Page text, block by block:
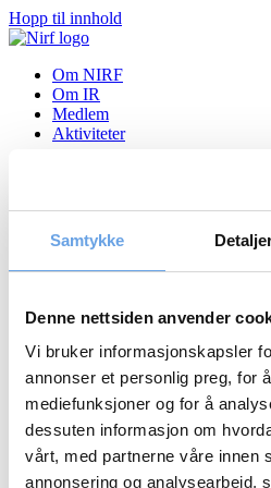
Samtykke
Denne nettsiden anvender
Vi bruker informasjonskapsler
annonser et personlig preg, for
mediefunksjoner og for å
dessuten informasjon om
vårt, med partnerne våre innen
annonsering og analysearbeid,
Hopp til innhold
Om NIRF
Om IR
Medlem
Aktiviteter
september 2018
praksis sett fra
Nyheter
Tilbake til nyheter
NIRF Medlemsmøte 26.
praksis sett fra forvaltersiden